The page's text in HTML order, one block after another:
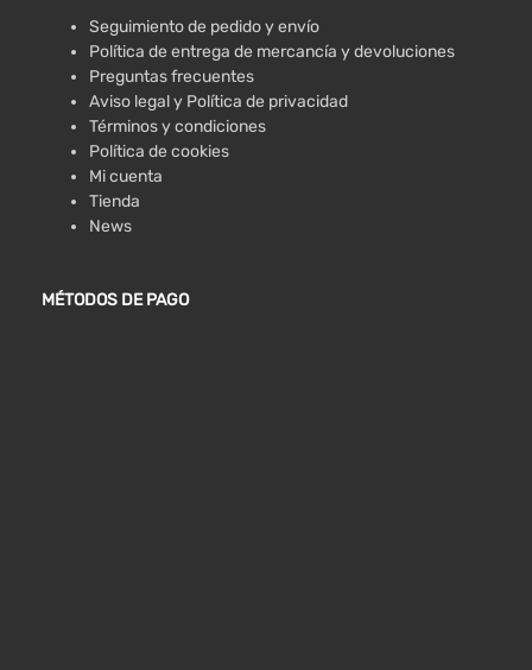
Seguimiento de pedido y envío
Política de entrega de mercancía y devoluciones
Preguntas frecuentes
Aviso legal y Política de privacidad
Términos y condiciones
Política de cookies
Mi cuenta
Tienda
News
MÉTODOS DE PAGO